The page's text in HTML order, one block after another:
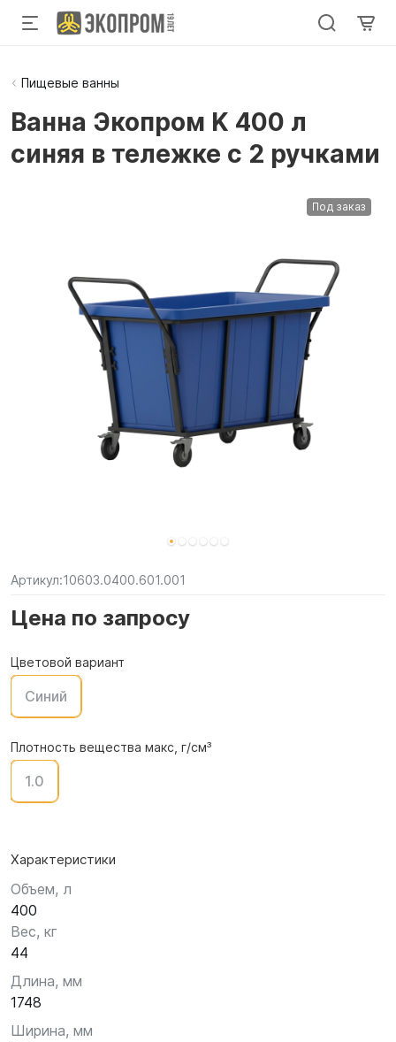
Пищевые ванны
Ванна Экопром K 400 л
синяя в тележке с 2 ручками
Под заказ
Артикул:10603.0400.601.001
Цена по запросу
Цветовой вариант
Синий
Плотность вещества макс, г/см³
1.0
Характеристики
Объем, л
400
Вес, кг
44
Длина, мм
1748
Ширина, мм